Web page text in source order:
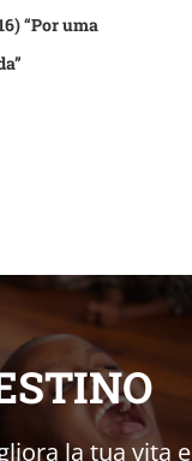
“Por uma
la tua vita e